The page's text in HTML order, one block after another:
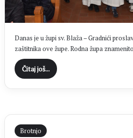
Danas je u župi sv. Blaža – Gradnići
zaštitnika ove župe. Rodna župa
Čitaj još...
Brotnjo